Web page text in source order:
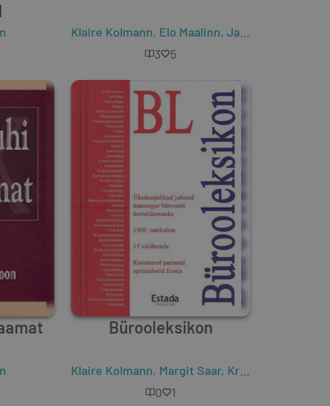
Klaire Kolmann, Elo Maalinn, Jane Käsi
3
5
Bürooleksikon
Klaire Kolmann, Margit Saar, Kristin Kuusk
0
1